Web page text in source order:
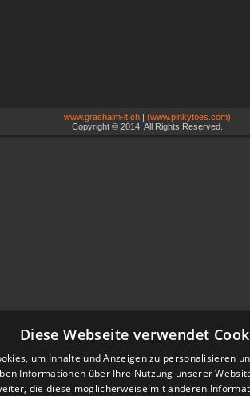
www.grashalm-it.ch| (www.pinkytoes.com)
Copyright © 2014. All Rights Reserved.
Diese Webseite verwendet
um Inhalte und Anzeigen zu personalisieren
Informationen über Ihre Nutzung unserer
die diese möglicherweise mit anderen